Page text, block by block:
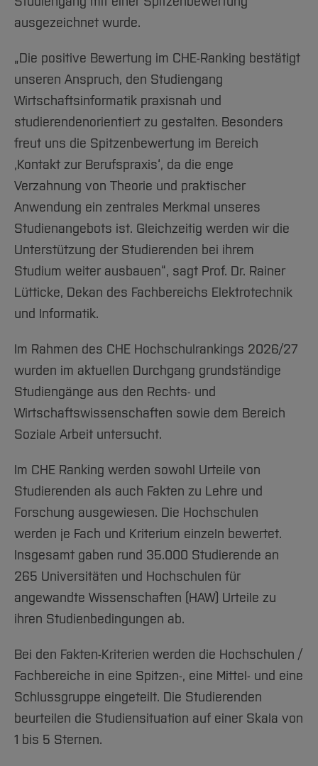
Arbeiten im FB G
Forschung und Projekte
International
Team
Service
Studiengänge
Studieninteressierte
Aktuelles
Fachgruppen
Forschung und Entwicklung
International
Team
Service
Amtliche Bekanntmachungen
Notfall-Infos
BO Shop
Familiengerechte Hochschule
Diskriminierungsfreie Hochschule
Vertretungen
Wahlen
Hochschulbibliothek
International Office
Medienzentrum
qed-Stiftung
Zentrale Studienberatung
ausgezeichnet wurde.
„Die positive Bewertung im CHE-Ranking bestätigt
unseren Anspruch, den Studiengang
Wirtschaftsinformatik praxisnah und
studierendenorientiert zu gestalten. Besonders
freut uns die Spitzenbewertung im Bereich
‚Kontakt zur Berufspraxis‘, da die enge
Verzahnung von Theorie und praktischer
Anwendung ein zentrales Merkmal unseres
Studienangebots ist. Gleichzeitig werden wir die
Unterstützung der Studierenden bei ihrem
Studium weiter ausbauen“, sagt Prof. Dr. Rainer
Lütticke, Dekan des Fachbereichs Elektrotechnik
und Informatik.
Im Rahmen des CHE Hochschulrankings 2026/27
wurden im aktuellen Durchgang grundständige
Studiengänge aus den Rechts- und
Wirtschaftswissenschaften sowie dem Bereich
Soziale Arbeit untersucht.
Im CHE Ranking werden sowohl Urteile von
Studierenden als auch Fakten zu Lehre und
Forschung ausgewiesen. Die Hochschulen
werden je Fach und Kriterium einzeln bewertet.
Insgesamt gaben rund 35.000 Studierende an
265 Universitäten und Hochschulen für
angewandte Wissenschaften (HAW) Urteile zu
ihren Studienbedingungen ab.
Bei den Fakten-Kriterien werden die Hochschulen /
Fachbereiche in eine Spitzen-, eine Mittel- und eine
Schlussgruppe eingeteilt. Die Studierenden
beurteilen die Studiensituation auf einer Skala von
1 bis 5 Sternen.